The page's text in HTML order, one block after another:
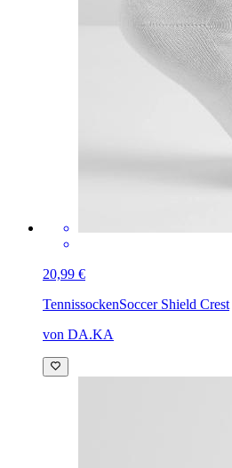
20,99 €
TennissockenSoccer Shield Crest
von DA.KA